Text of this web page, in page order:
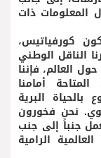
المعلومات ذات
كورفياتيس،
الناقل الوطني
العالم، فإننا
أمامنا
البرية
نحن فخورون
جنباً إلى جنب
الرامية